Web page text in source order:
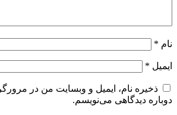
نام *
ایمیل *
ذخیره نام، ایمیل و وبسایت من در
دوباره دیدگاهی می‌نویسم.